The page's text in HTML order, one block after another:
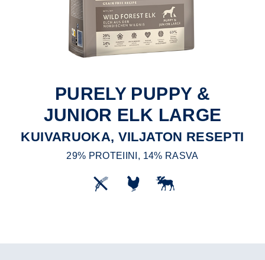
PURELY PUPPY &
JUNIOR ELK LARGE
KUIVARUOKA, VILJATON RESEPTI
29% PROTEIINI, 14% RASVA